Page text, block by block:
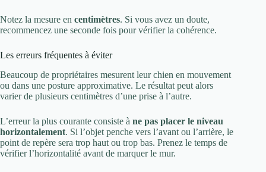
Notez la mesure en centimètres. Si vous avez un doute,
recommencez une seconde fois pour vérifier la cohérence.
Les erreurs fréquentes à éviter
Beaucoup de propriétaires mesurent leur chien en mouvement
ou dans une posture approximative. Le résultat peut alors
varier de plusieurs centimètres d’une prise à l’autre.
L’erreur la plus courante consiste à ne pas placer le niveau
horizontalement. Si l’objet penche vers l’avant ou l’arrière, le
point de repère sera trop haut ou trop bas. Prenez le temps de
vérifier l’horizontalité avant de marquer le mur.